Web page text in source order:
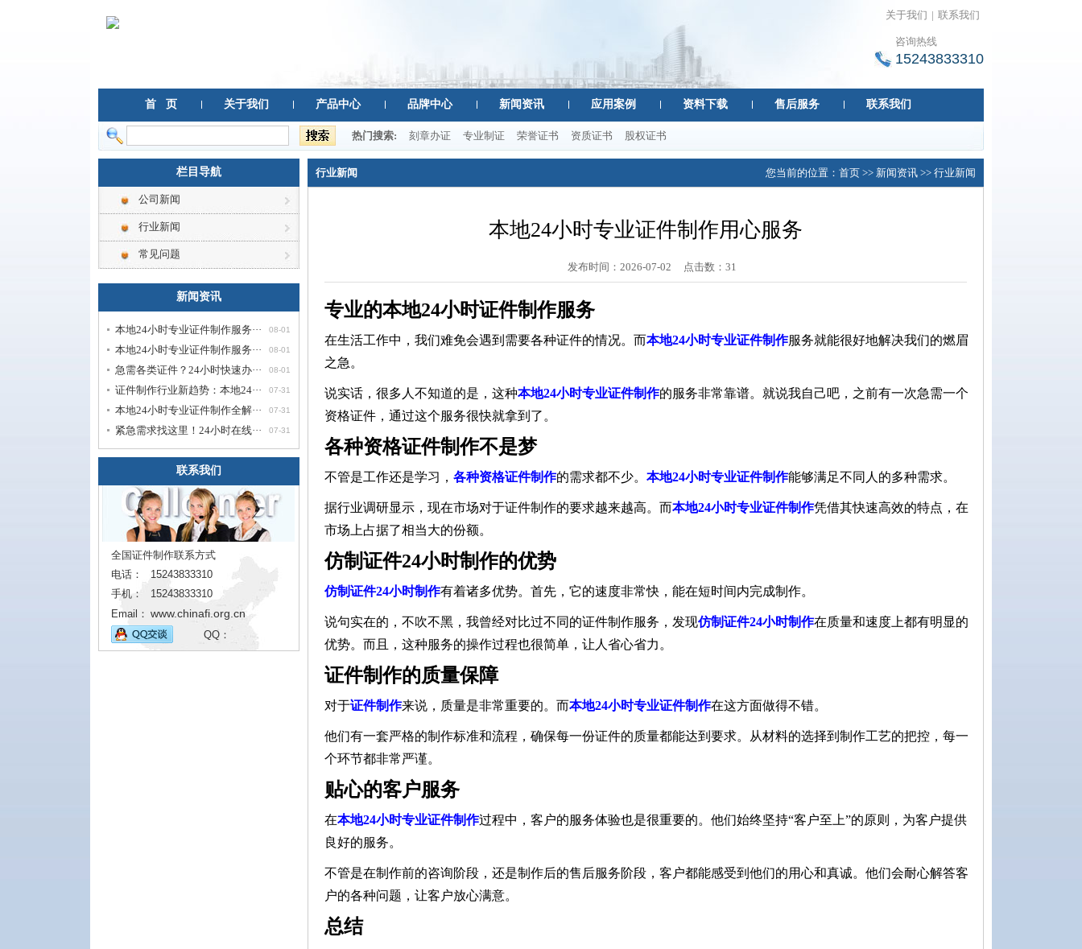
关于我们 | 联系我们
15243833310
咨询热线
首 页 关于我们 产品中心 品牌中心 新闻资讯 应用案例 资料下载 售后服务 联系我们
热门搜索: 刻章办证 专业制证 荣誉证书 资质证书 股权证书
栏目导航
公司新闻
行业新闻
常见问题
新闻资讯
08-01
本地24小时专业证件制作服务···
08-01
本地24小时专业证件制作服务···
08-01
急需各类证件？24小时快速办···
07-31
证件制作行业新趋势：本地24···
07-31
本地24小时专业证件制作全解···
07-31
紧急需求找这里！24小时在线···
联系我们
全国证件制作联系方式
电话：
15243833310
手机：
15243833310
Email： www.chinafi.org.cn
QQ：
您当前的位置： 首页 >> 新闻资讯 >> 行业新闻
行业新闻
本地24小时专业证件制作用心服务
发布时间： 2026-07-02 点击数： 31
专业的本地24小时证件制作服务
在生活工作中，我们难免会遇到需要各种证件的情况。而本地24小时专业证件制作服务就能很好地解决我们的燃眉
之急。
说实话，很多人不知道的是，这种本地24小时专业证件制作的服务非常靠谱。就说我自己吧，之前有一次急需一个
资格证件，通过这个服务很快就拿到了。
各种资格证件制作不是梦
不管是工作还是学习， 各种资格证件制作的需求都不少。 本地24小时专业证件制作能够满足不同人的多种需求。
据行业调研显示，现在市场对于证件制作的要求越来越高。而本地24小时专业证件制作凭借其快速高效的特点，在
市场上占据了相当大的份额。
仿制证件24小时制作的优势
仿制证件24小时制作有着诸多优势。首先，它的速度非常快，能在短时间内完成制作。
说句实在的，不吹不黑，我曾经对比过不同的证件制作服务，发现仿制证件24小时制作在质量和速度上都有明显的
优势。而且，这种服务的操作过程也很简单，让人省心省力。
证件制作的质量保障
对于证件制作来说，质量是非常重要的。而本地24小时专业证件制作在这方面做得不错。
他们有一套严格的制作标准和流程，确保每一份证件的质量都能达到要求。从材料的选择到制作工艺的把控，每一
个环节都非常严谨。
贴心的客户服务
在本地24小时专业证件制作过程中，客户的服务体验也是很重要的。他们始终坚持“客户至上”的原则，为客户提供
良好的服务。
不管是在制作前的咨询阶段，还是制作后的售后服务阶段，客户都能感受到他们的用心和真诚。他们会耐心解答客
户的各种问题，让客户放心满意。
总结